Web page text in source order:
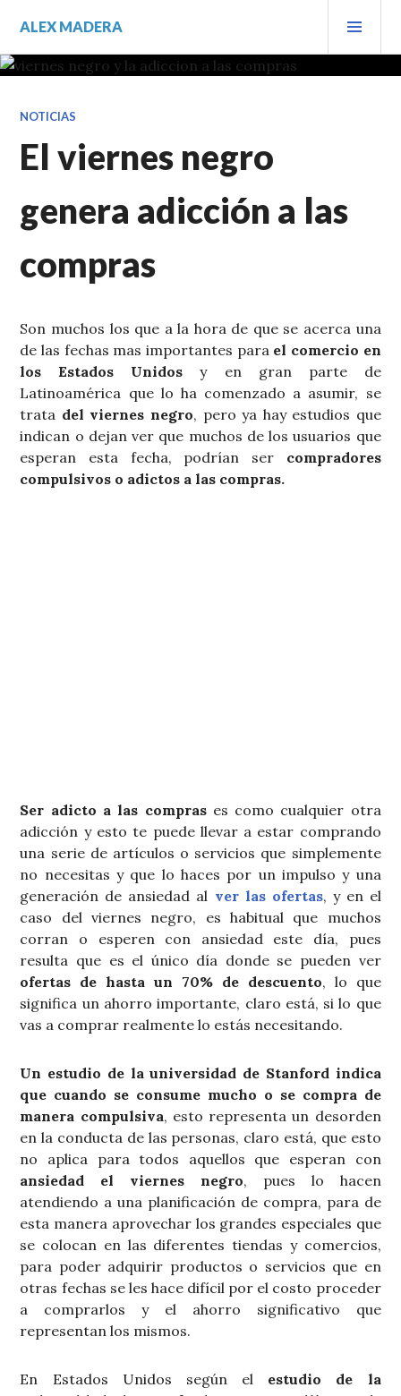
contenido.
ALEX MADERA
NOTICIAS
El viernes negro
genera adicción a las
compras
Son muchos los que a la hora de que se acerca una
de las fechas mas importantes para el comercio en
los Estados Unidos y en gran parte de
Latinoamérica que lo ha comenzado a asumir, se
trata del viernes negro, pero ya hay estudios que
indican o dejan ver que muchos de los usuarios que
esperan esta fecha, podrían ser compradores
compulsivos o adictos a las compras.
Ser adicto a las comprases como cualquier otra
adicción y esto te puede llevar a estar comprando
una serie de artículos o servicios que simplemente
no necesitas y que lo haces por un impulso y una
generación de ansiedad al ver las ofertas, y en el
caso del viernes negro, es habitual que muchos
corran o esperen con ansiedad este día, pues
resulta que es el único día donde se pueden ver
ofertas de hasta un 70% de descuento, lo que
significa un ahorro importante, claro está, si lo que
vas a comprar realmente lo estás necesitando.
Un estudio de la universidad de Stanford indica
que cuando se consume mucho o se compra de
manera compulsiva, esto representa un desorden
en la conducta de las personas, claro está, que esto
no aplica para todos aquellos que esperan con
ansiedad el viernes negro, pues lo hacen
atendiendo a una planificación de compra, para de
esta manera aprovechar los grandes especiales que
se colocan en las diferentes tiendas y comercios,
para poder adquirir productos o servicios que en
otras fechas se les hace difícil por el costo proceder
a comprarlos y el ahorro significativo que
representan los mismos.
En Estados Unidos según el estudio de la